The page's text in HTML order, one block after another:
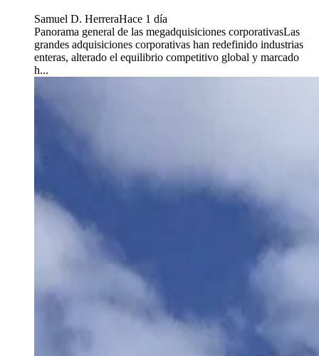
Samuel D. HerreraHace 1 día
Panorama general de las megadquisiciones corporativasLas
grandes adquisiciones corporativas han redefinido industrias
enteras, alterado el equilibrio competitivo global y marcado
h...